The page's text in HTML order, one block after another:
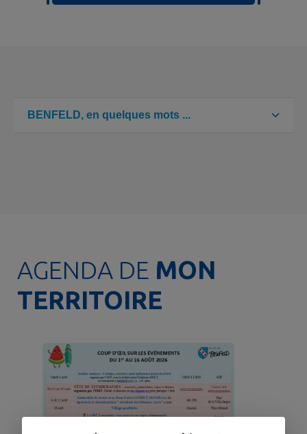
BENFELD, en quelques mots ...
AGENDA DE MON
TERRITOIRE